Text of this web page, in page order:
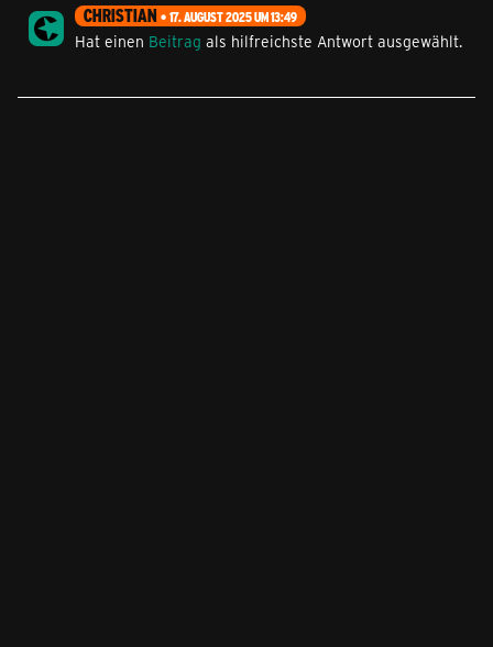
CHRISTIAN 17. AUGUST 2025 UM 13:49
Hat einen Beitrag als hilfreichste Antwort ausgewählt.